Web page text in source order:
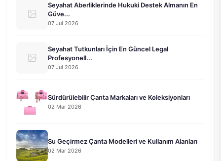
Seyahat Aberliklerinde Hukuki Destek Almanın En
Güve...
07 Jul 2026
Seyahat Tutkunları İçin En Güncel Legal
Profesyonell...
07 Jul 2026
Sürdürülebilir Çanta Markaları ve Koleksiyonları
02 Mar 2026
Su Geçirmez Çanta Modelleri ve Kullanım Alanları
02 Mar 2026